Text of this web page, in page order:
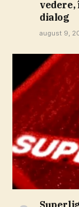
vedere,
dialog
august 9,